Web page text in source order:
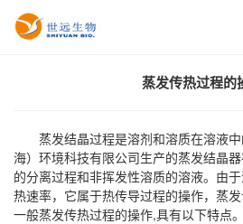
蒸发传热过程的
蒸发结晶过程是溶剂和溶质在溶液中
海）环境科技有限公司生产的蒸发结晶
的分离过程和非挥发性溶质的溶液。由
热速率，它属于热传导过程的操作，蒸
一般蒸发传热过程的操作,具有以下特点。